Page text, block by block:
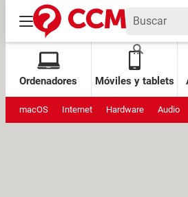
Ordenadores Móviles y tablets
macOS Internet Hardware Audio